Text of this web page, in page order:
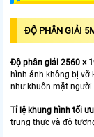
ĐỘ PHÂN GIẢI
Độ phân giải 2560 ×
hình ảnh không bị vỡ
như khuôn mặt người
Tỉ lệ khung hình tối
trung thực và độ